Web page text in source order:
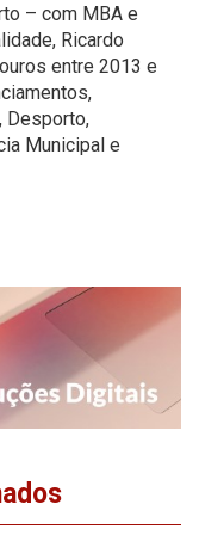
– com MBA e
Ricardo
entre 2013 e
Desporto,
Municipal e